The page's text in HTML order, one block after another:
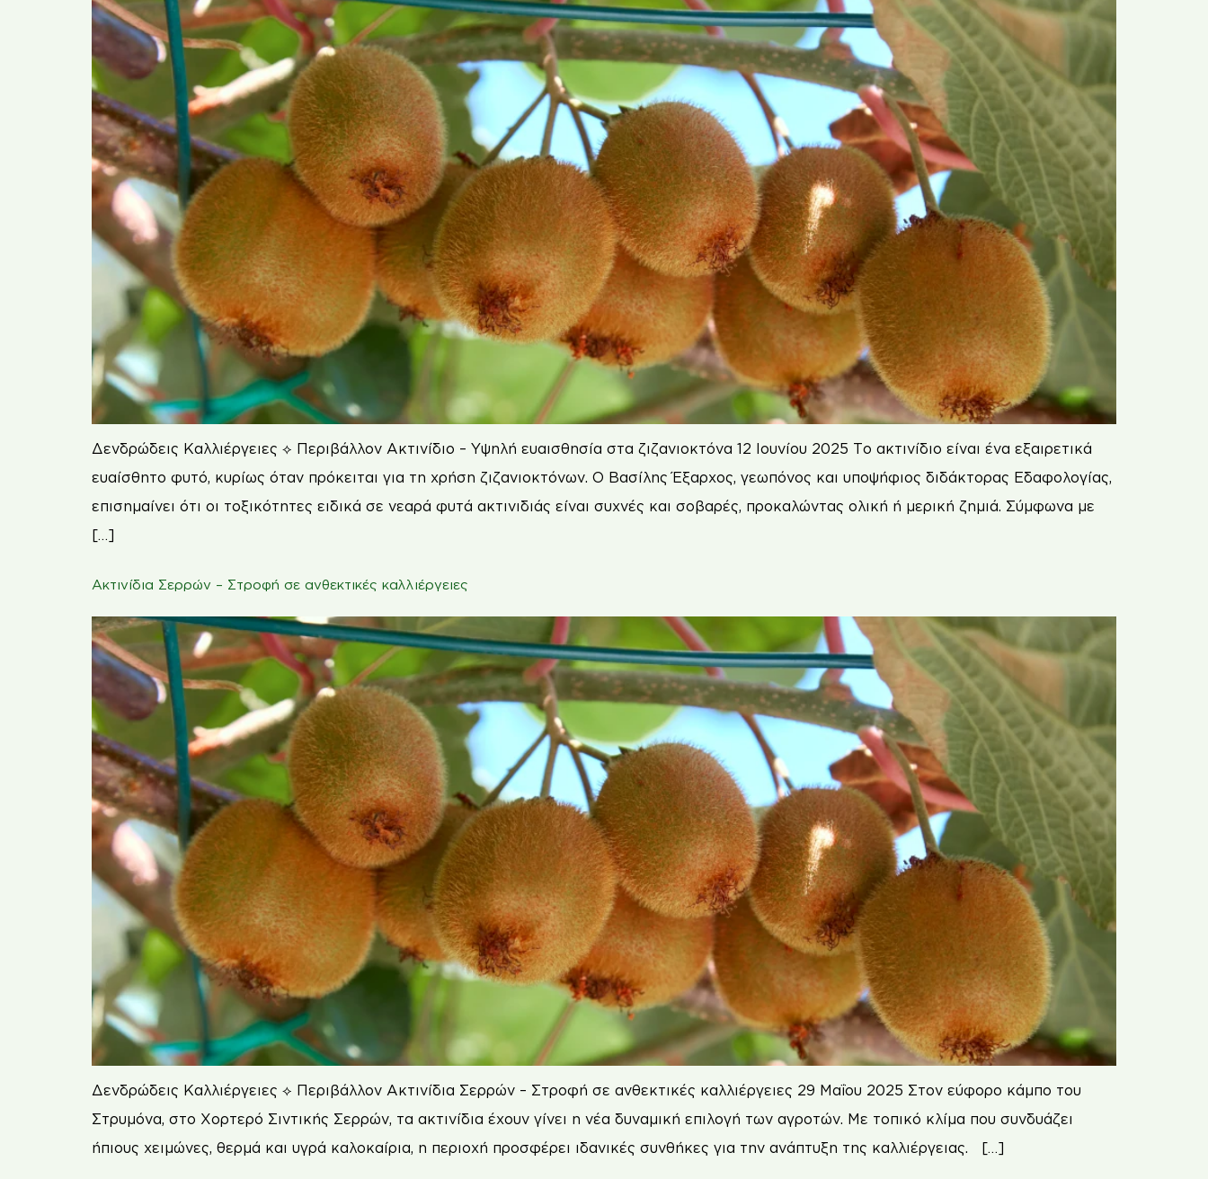
Δενδρώδεις Καλλιέργειες ⟡ Περιβάλλον Ακτινίδιο – Υψηλή ευαισθησία στα ζιζανιοκτόνα 12 Ιουνίου 2025 Το ακτινίδιο είναι ένα εξαιρετικά
ευαίσθητο φυτό, κυρίως όταν πρόκειται για τη χρήση ζιζανιοκτόνων. Ο Βασίλης Έξαρχος, γεωπόνος και υποψήφιος διδάκτορας Εδαφολογίας,
επισημαίνει ότι οι τοξικότητες ειδικά σε νεαρά φυτά ακτινιδιάς είναι συχνές και σοβαρές, προκαλώντας ολική ή μερική ζημιά. Σύμφωνα με
[…]
Ακτινίδια Σερρών – Στροφή σε ανθεκτικές καλλιέργειες
Δενδρώδεις Καλλιέργειες ⟡ Περιβάλλον Ακτινίδια Σερρών – Στροφή σε ανθεκτικές καλλιέργειες 29 Μαΐου 2025 Στον εύφορο κάμπο του
Στρυμόνα, στο Χορτερό Σιντικής Σερρών, τα ακτινίδια έχουν γίνει η νέα δυναμική επιλογή των αγροτών. Με τοπικό κλίμα που συνδυάζει
ήπιους χειμώνες, θερμά και υγρά καλοκαίρια, η περιοχή προσφέρει ιδανικές συνθήκες για την ανάπτυξη της καλλιέργειας. […]